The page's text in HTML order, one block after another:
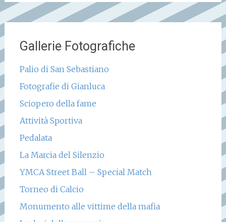
Gallerie Fotografiche
Palio di San Sebastiano
Fotografie di Gianluca
Sciopero della fame
Attività Sportiva
Pedalata
La Marcia del Silenzio
YMCA Street Ball – Special Match
Torneo di Calcio
Monumento alle vittime della mafia